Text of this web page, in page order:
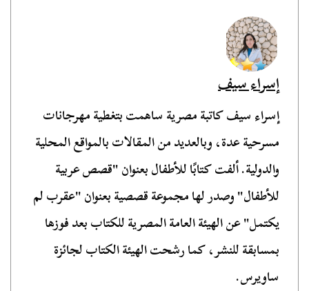
إسراء سيف
إسراء سيف كاتبة مصرية ساهمت بتغطية مهرجانات
مسرحية عدة، وبالعديد من المقالات بالمواقع المحلية
والدولية. ألفت كتابًا للأطفال بعنوان "قصص عربية
للأطفال" وصدر لها مجموعة قصصية بعنوان "عقرب لم
يكتمل" عن الهيئة العامة المصرية للكتاب بعد فوزها
بمسابقة للنشر، كما رشحت الهيئة الكتاب لجائزة
ساويرس.